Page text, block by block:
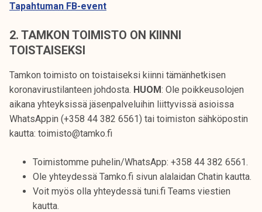
Tapahtuman FB-event
2. TAMKON TOIMISTO ON KIINNI
TOISTAISEKSI
Tamkon toimisto on toistaiseksi kiinni tämänhetkisen
koronavirustilanteen johdosta. HUOM: Ole poikkeusolojen
aikana yhteyksissä jäsenpalveluihin liittyvissä asioissa
WhatsAppin (+358 44 382 6561) tai toimiston sähköpostin
kautta: toimisto@tamko.fi
Toimistomme puhelin/WhatsApp: +358 44 382 6561.
Ole yhteydessä Tamko.fi sivun alalaidan Chatin kautta.
Voit myös olla yhteydessä tuni.fi Teams viestien
kautta.